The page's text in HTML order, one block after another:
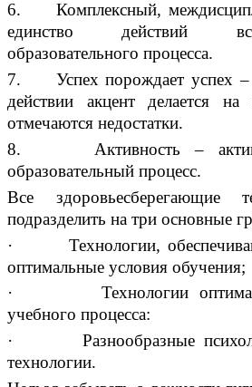
6. Комплексный,
единство действий
образовательного процесса.
7. Успех порождает успех –
действии акцент делается
отмечаются недостатки.
8. Активность –
образовательный процесс.
Все здоровьесберегающие
подразделить на три основные
· Технологии,
оптимальные условия обучения;
· Технологии
учебного процесса:
· Разнообразные
технологии.